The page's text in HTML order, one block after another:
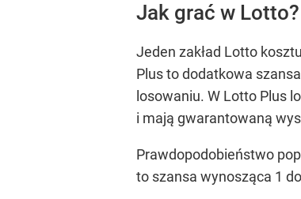
Jak grać w Lotto?
Jeden zakład Lotto
Plus to dodatkowa
losowaniu. W Lotto Plus
i mają gwarantowaną
Prawdopodobieństwo
to szansa wynosząca 1